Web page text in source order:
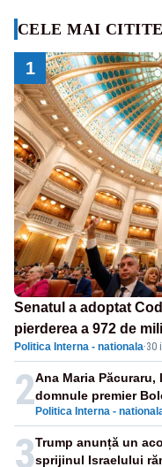
CELE MAI CITITE
1
Senatul a adoptat
pierderea a 972 de
Politica Interna - nationala·30
2 Politica Interna -
Ana Maria
domnule premier
3Trump anunță un
sprijinul Israelului